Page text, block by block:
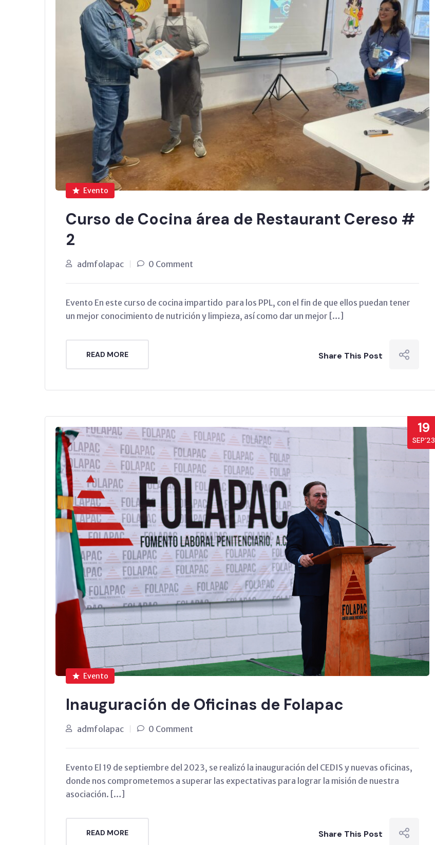
Evento
Curso de Cocina área de Restaurant Cereso #
2
admfolapac 0 Comment
Evento En este curso de cocina impartido para los PPL, con el fin de que ellos puedan tener
un mejor conocimiento de nutrición y limpieza, así como dar un mejor […]
READ MORE Share This Post
19
SEP’23
Evento
Inauguración de Oficinas de Folapac
admfolapac 0 Comment
Evento El 19 de septiembre del 2023, se realizó la inauguración del CEDIS y nuevas oficinas,
donde nos comprometemos a superar las expectativas para lograr la misión de nuestra
asociación. […]
READ MORE Share This Post